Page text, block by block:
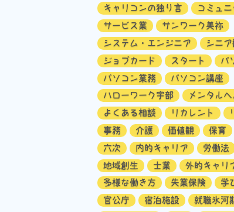
キャリコンの独り言
コミュ
サービス業
サンワーク美祢
システム・エンジニア
シニア
ジョブカード
スタート
パ
パソコン業務
パソコン講座
ハローワーク宇部
メンタルヘ
よくある相談
リカレント
事務
介護 価値観 保育
六次
内的キャリア 労働法
地域創生
士業
外的キャリ
多様な働き方
失業保険
学
官公庁
宿泊施設 就職氷河